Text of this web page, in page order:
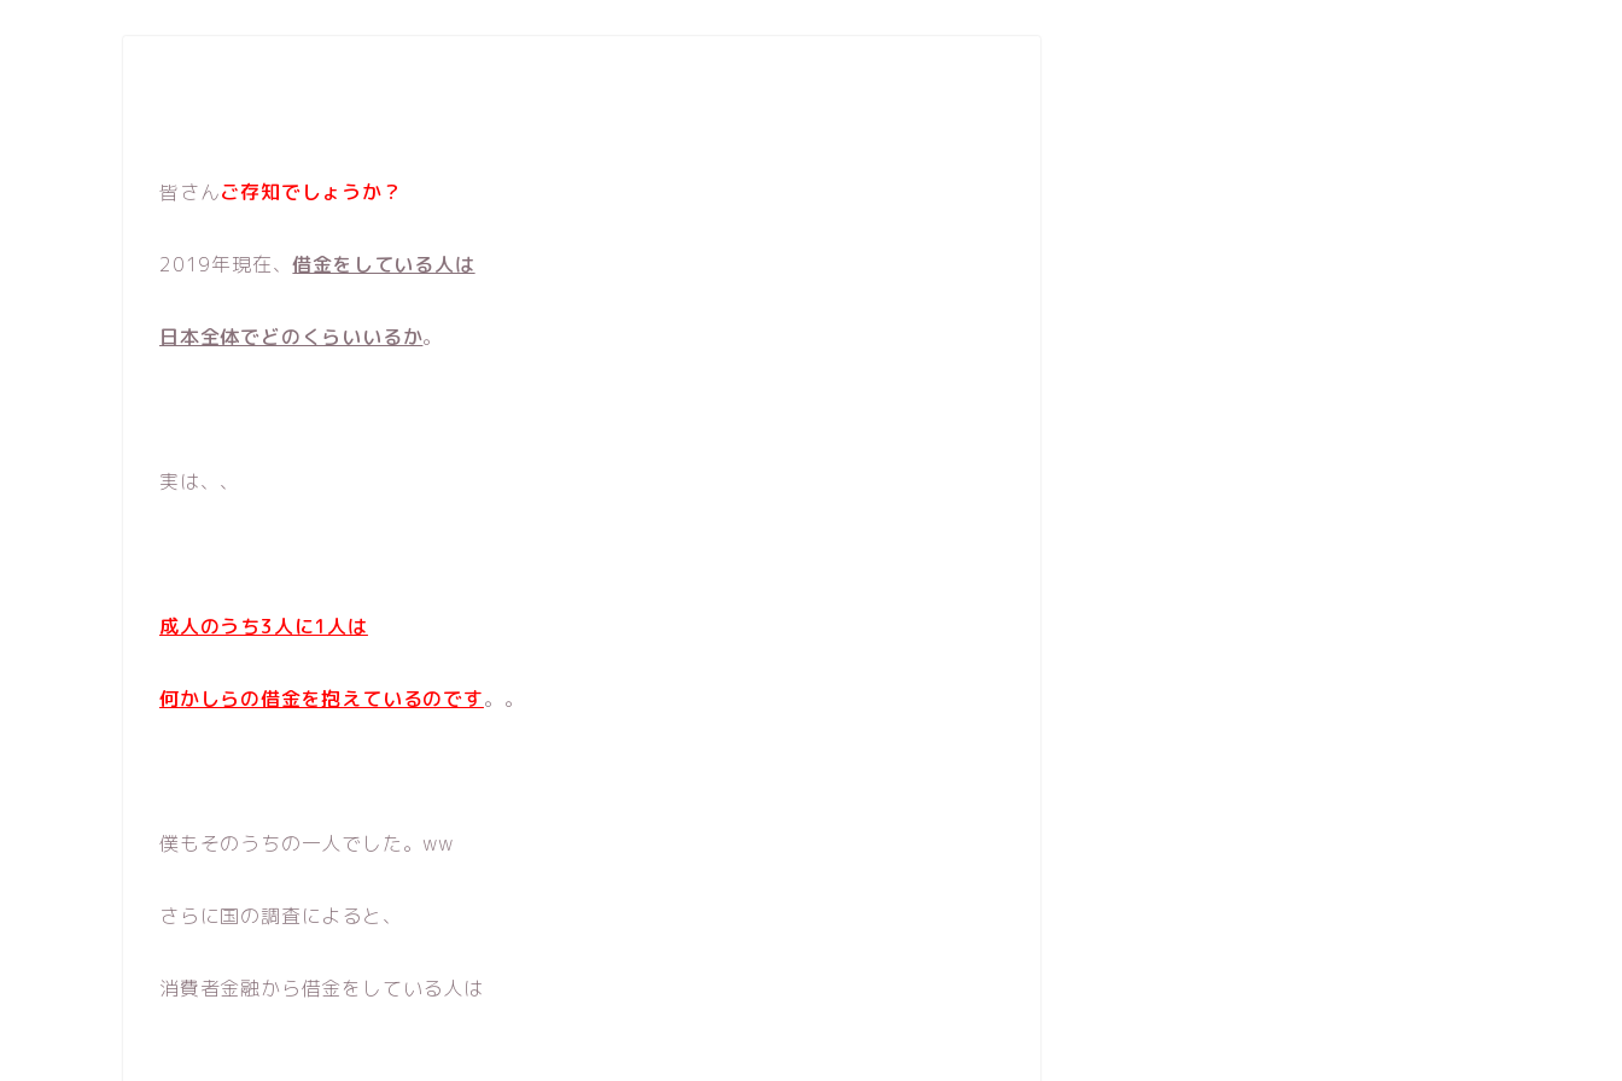
皆さんご存知でしょうか？
2019年現在、借金をしている人は
日本全体でどのくらいいるか。
実は、、
成人のうち3人に1人は
何かしらの借金を抱えているのです。。
僕もそのうちの一人でした。ww
さらに国の調査によると、
消費者金融から借金をしている人は